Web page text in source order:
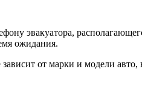
эвакуатора,
ожидания.
от марки и модели